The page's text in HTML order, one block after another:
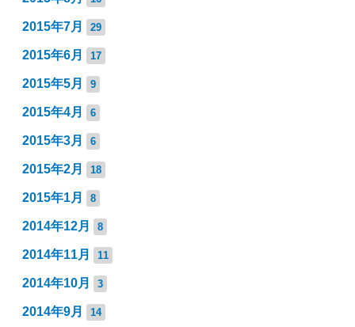
2015年7月 29
2015年6月 17
2015年5月 9
2015年4月 6
2015年3月 6
2015年2月 18
2015年1月 8
2014年12月 8
2014年11月 11
2014年10月 3
2014年9月 14